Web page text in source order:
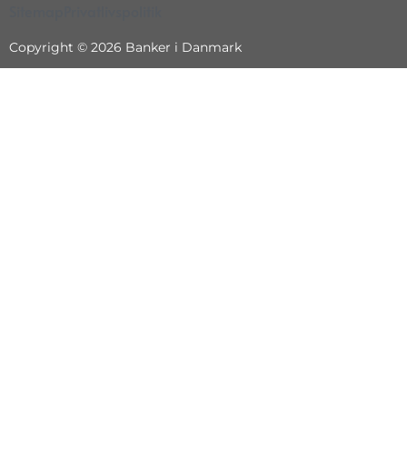
Copyright © 2026 Banker i Danmark